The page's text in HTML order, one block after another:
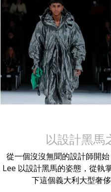
以設計黑馬
從一個沒沒無聞的設計師開
Lee 以設計黑馬的姿態，從
下這個義大利大型奢